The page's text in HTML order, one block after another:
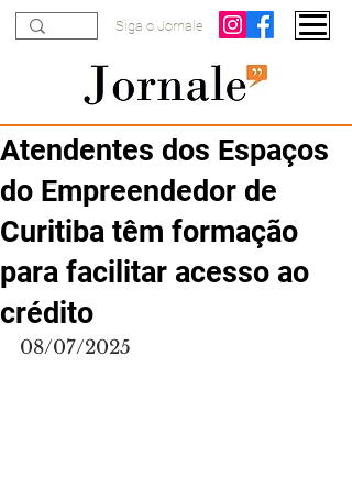
Siga o Jornale
Atendentes dos Espaços
do Empreendedor de
Curitiba têm formação
para facilitar acesso ao
crédito
08/07/2025